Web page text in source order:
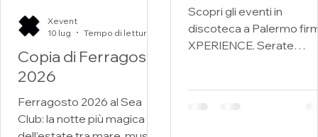
Copia di Ferragosto
2026
Ferragosto 2026 al Sea
Club: la notte più magica
Xevent
10 lug
XPERIENCE
Scopri gli eventi in
discoteca a Palermo
XPERIENCE. Serate